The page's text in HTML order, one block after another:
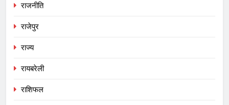
राजनीति
राजेपुर
राज्य
रायबरेली
राशिफल